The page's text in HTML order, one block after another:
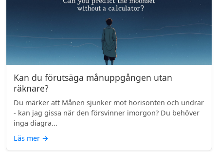
Kan du förutsäga månuppgången utan
räknare?
Du märker att Månen sjunker mot horisonten och undrar
- kan jag gissa när den försvinner imorgon? Du behöver
inga diagra...
Läs mer →